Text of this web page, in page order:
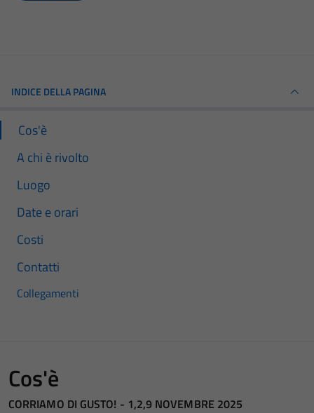
INDICE DELLA PAGINA
Cos'è
A chi è rivolto
Luogo
Date e orari
Costi
Contatti
Collegamenti
Cos'è
CORRIAMO DI GUSTO! - 1,2,9 NOVEMBRE 2025